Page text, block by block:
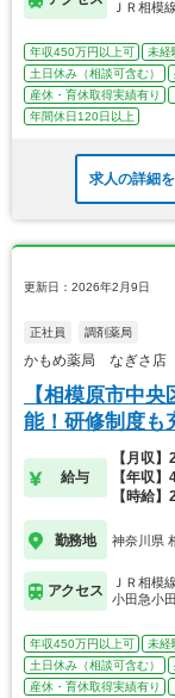
ＪＲ相模
年収450万円以上可 未経
土日休み（相談可含む）
産休・育休取得実績有り
年間休日120日以上
求人の詳細
更新日：2026年2月9日
正社員 調剤薬局
かもめ薬局 なぎさ店
【相模原市中
能！研修制度も
給与
【月収
【年収
【時給
勤務地 神奈川県
アクセス
ＪＲ相模
小田急小
年収450万円以上可 未経
土日休み（相談可含む）
産休・育休取得実績有り